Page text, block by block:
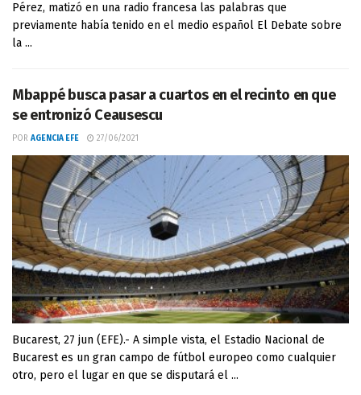
Pérez, matizó en una radio francesa las palabras que
previamente había tenido en el medio español El Debate sobre
la ...
Mbappé busca pasar a cuartos en el recinto en que
se entronizó Ceausescu
POR AGENCIA EFE 27/06/2021
Bucarest, 27 jun (EFE).- A simple vista, el Estadio Nacional de
Bucarest es un gran campo de fútbol europeo como cualquier
otro, pero el lugar en que se disputará el ...